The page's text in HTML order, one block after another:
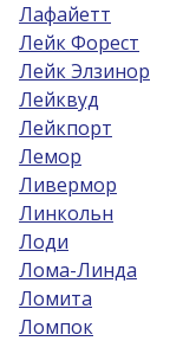
Лафайетт
Лейк Форест
Лейк Элзинор
Лейквуд
Лейкпорт
Лемор
Ливермор
Линкольн
Лоди
Лома-Линда
Ломита
Ломпок